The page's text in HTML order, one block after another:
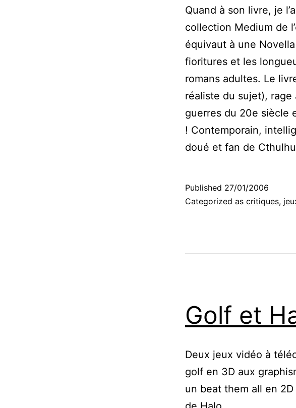
Quand à son livre, je
collection Medium de
équivaut à une
fioritures et les
romans adultes. Le
réaliste du sujet),
guerres du 20e siècle
! Contemporain,
doué et fan de
Published 27/01/2006
Categorized as critiques,
Golf et
Deux jeux vidéo à
golf en 3D aux
un beat them all en